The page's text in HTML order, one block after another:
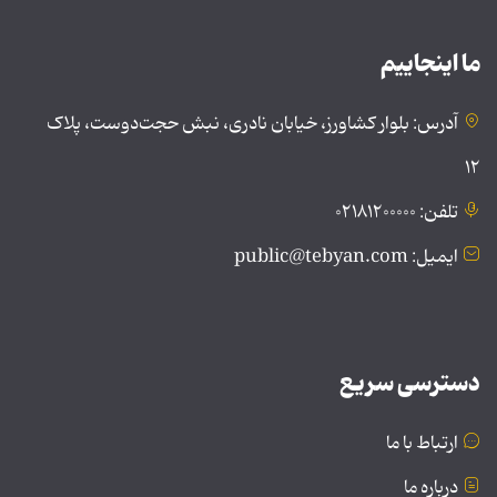
ما اینجاییم
آدرس: بلوار کشاورز، خیابان نادری، نبش حجت‌دوست، پلاک
۱۲
تلفن: ۰۲۱۸۱۲۰۰۰۰۰
ایمیل: public@tebyan.com
دسترسی سریع
ارتباط با ما
درباره ما